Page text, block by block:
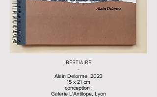
BESTIAIRE
-
Alain Delorme, 2023
15 x 21 cm
conception :
Galerie L'Antilope, Lyon